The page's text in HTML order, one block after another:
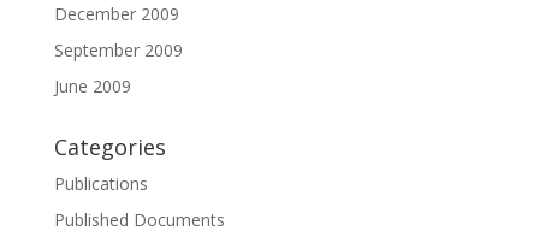
December 2009
September 2009
June 2009
Categories
Publications
Published Documents